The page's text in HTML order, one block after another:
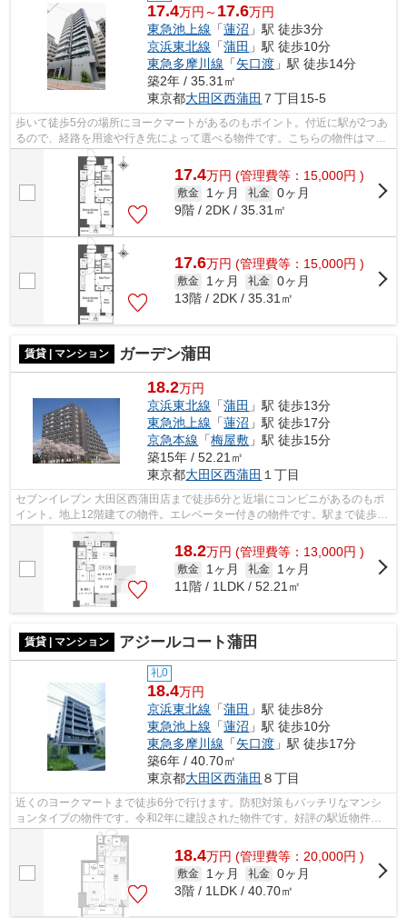
17.4万円～ 17.6万円
東急池上線 「蓮沼 」駅 徒歩3分
京浜東北線 「蒲田 」駅 徒歩10分
東急多摩川線 「矢口渡 」駅 徒歩14分
築2年 / 35.31㎡
東京都大田区西蒲田 ７丁目15-5
歩いて徒歩5分の場所にヨークマートがあるのもポイント。付近に駅が2つあ
るので、経路を用途や行き先によって選べる物件です。こちらの物件はマン
ションです。共用部にはエレベータ・...
17.4万円 (管理費等：15,000円 )
敷金 1ヶ月 礼金 0ヶ月
9階 / 2DK / 35.31㎡
17.6万円 (管理費等：15,000円 )
敷金 1ヶ月 礼金 0ヶ月
13階 / 2DK / 35.31㎡
賃貸 | マンション ガーデン蒲田
18.2万円
京浜東北線 「蒲田 」駅 徒歩13分
東急池上線 「蓮沼 」駅 徒歩17分
京急本線 「梅屋敷 」駅 徒歩15分
築15年 / 52.21㎡
東京都大田区西蒲田 １丁目
セブンイレブン 大田区西蒲田店まで徒歩6分と近場にコンビニがあるのもポ
イント。地上12階建ての物件。エレベーター付きの物件です。駅まで徒歩13
分の物件です。アイディアルホーム 大...
18.2万円 (管理費等：13,000円 )
敷金 1ヶ月 礼金
1ヶ月
11階 / 1LDK / 52.21㎡
賃貸 | マンション アジールコート蒲田
礼0
18.4万円
京浜東北線 「蒲田 」駅 徒歩8分
東急池上線 「蓮沼 」駅 徒歩10分
東急多摩川線 「矢口渡 」駅 徒歩17分
築6年 / 40.70㎡
東京都大田区西蒲田 ８丁目
近くのヨークマートまで徒歩6分で行けます。防犯対策もバッチリなマンシ
ョンタイプの物件です。令和2年に建設された物件です。好評の駅近物件と
なっており、駅より徒歩8分に立地してい...
18.4万円 (管理費等：20,000円 )
敷金 1ヶ月 礼金 0ヶ月
3階 / 1LDK / 40.70㎡